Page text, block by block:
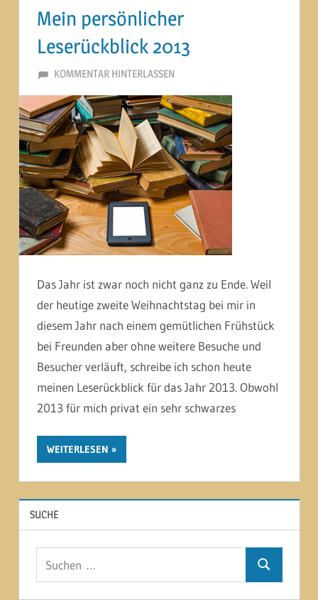
Mein persönlicher
Leserückblick 2013
26. DEZEMBER 2013
MARTINA BERG
KOMMENTAR HINTERLASSEN
Das Jahr ist zwar noch nicht ganz zu Ende. Weil
der heutige zweite Weihnachtstag bei mir in
diesem Jahr nach einem gemütlichen Frühstück
bei Freunden aber ohne weitere Besuche und
Besucher verläuft, schreibe ich schon heute
meinen Leserückblick für das Jahr 2013. Obwohl
2013 für mich privat ein sehr schwarzes
WEITERLESEN
SUCHE
Suchen